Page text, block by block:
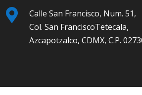

Calle San Francisco, Num. 51,
Col. San FranciscoTetecala,
Azcapotzalco, CDMX, C.P.